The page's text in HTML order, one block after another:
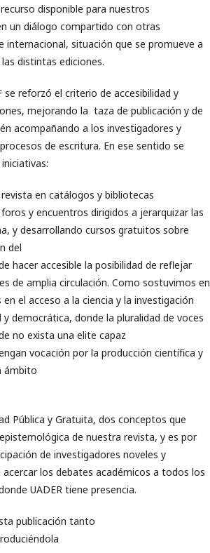
disponible para nuestros
un diálogo compartido con otras
internacional, situación que se promueve a
distintas ediciones.
se reforzó el criterio de accesibilidad y
mejorando la taza de publicación y de
acompañando a los investigadores y
de escritura. En ese sentido se
en catálogos y bibliotecas
y encuentros dirigidos a jerarquizar las
y desarrollando cursos gratuitos sobre
del
hacer accesible la posibilidad de reflejar
de amplia circulación. Como sostuvimos en
el acceso a la ciencia y la investigación
democrática, donde la pluralidad de voces
no exista una elite capaz
vocación por la producción científica y
ámbito
Pública y Gratuita, dos conceptos que
de nuestra revista, y es por
de investigadores noveles y
los debates académicos a todos los
UADER tiene presencia.
publicación tanto